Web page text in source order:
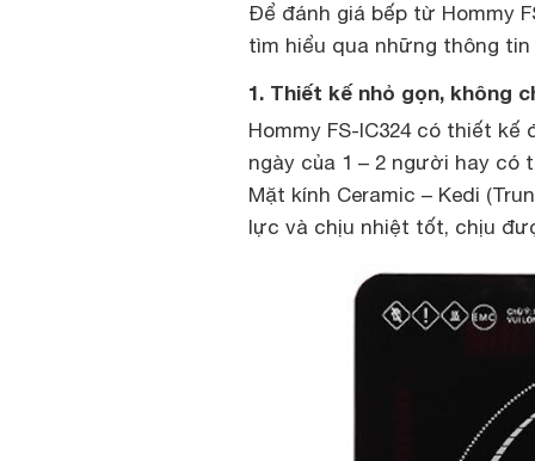
Để đánh giá bếp từ Hommy
tìm hiểu qua những thông
1. Thiết kế nhỏ gọn, không
Hommy FS-IC324 có thiết
ngày của 1 – 2 người hay
Mặt kính Ceramic – Kedi
lực và chịu nhiệt tốt, chịu